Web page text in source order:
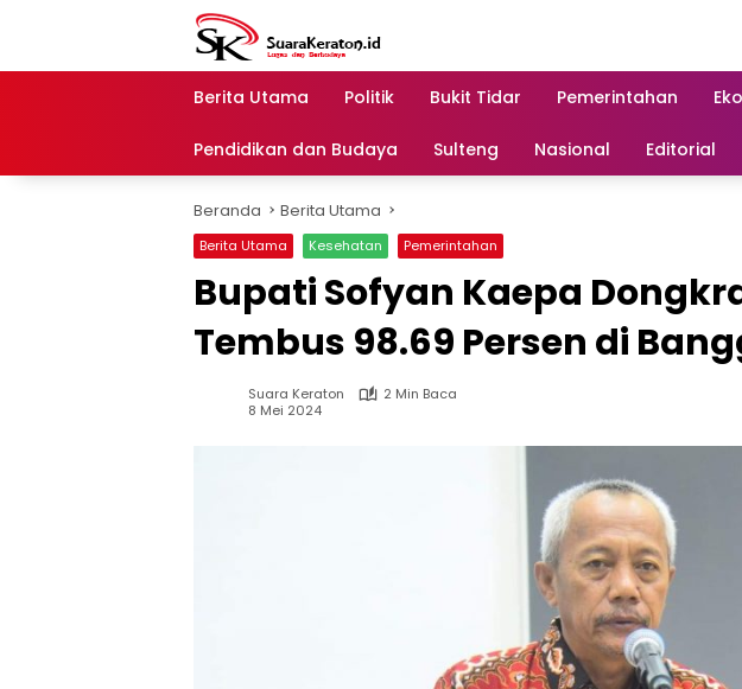
Berita Utama Politik Bukit Tidar Pemerintahan
Pendidikan dan Budaya Sulteng Nasional Editorial
Beranda Berita Utama
Berita Utama Kesehatan Pemerintahan
Bupati Sofyan Kaepa
Tembus 98.69 Persen di
Suara Keraton
2 Min Baca
8 Mei 2024